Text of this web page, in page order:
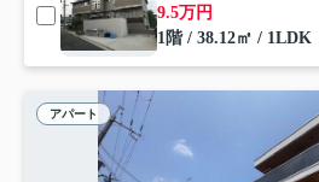
9.5万円
1階 / 38.12㎡ / 1LDK
アパート